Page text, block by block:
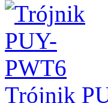
Trójnik